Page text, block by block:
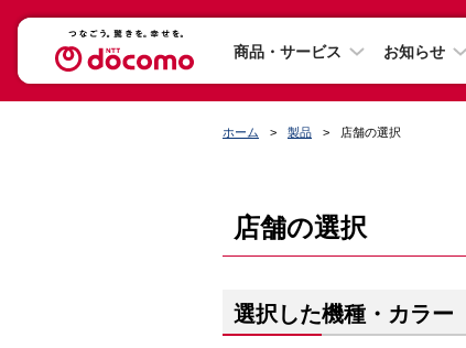
商品・サービス お知らせ
ホーム 製品 店舗の選択
店舗の選択
選択した機種・カラー